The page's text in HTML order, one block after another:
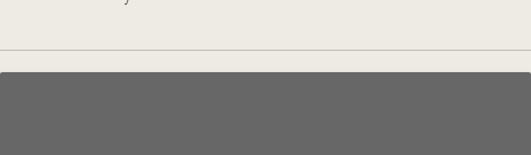
Konferens & B&B